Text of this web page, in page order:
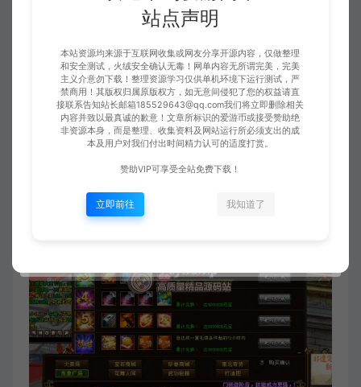
站点声明
本站资源均来源于互联网收集或网友分享开源内容，仅做整理
和安全测试，火绒安全确认无毒！网单内容无所谓完美，完美
主义介意勿下载！整理资源学习仅供单机环境下运行测试，严
禁商用！其版权归属原版权方，如无意间侵犯了您的权益请直
接联系告知站长邮箱185529643@qq.com我们将立即删除相关
内容并致以最真诚的歉意！文章所标识的爱游币或接受赞助绝
非资源本身，而是整理、收集资料及网站运行所必须支出的成
本及用户对我们付出时间精力认可的适度打赏。
赞助VIP可享受全站免费下载！
立即前往 我知道了